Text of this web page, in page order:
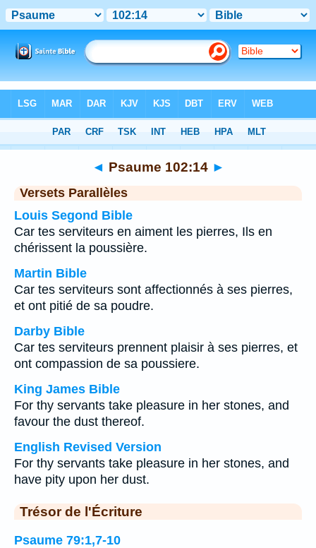
Chapitre 102 > Verset 14
◄ Psaume 102:14 ►
Versets Parallèles
Louis Segond Bible
Car tes serviteurs en aiment les pierres, Ils en
chérissent la poussière.
Martin Bible
Car tes serviteurs sont affectionnés à ses pierres,
et ont pitié de sa poudre.
Darby Bible
Car tes serviteurs prennent plaisir à ses pierres, et
ont compassion de sa poussiere.
King James Bible
For thy servants take pleasure in her stones, and
favour the dust thereof.
English Revised Version
For thy servants take pleasure in her stones, and
have pity upon her dust.
Trésor de l'Écriture
Psaume 79:1,7-10